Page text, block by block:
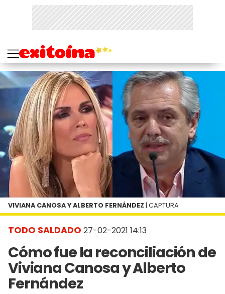
TODO SALDADO 27-02-2021 14:13
Cómo fue la reconciliación de
Viviana Canosa y Alberto
Fernández
VIVIANA CANOSA Y ALBERTO FERNÁNDEZ | CAPTURA